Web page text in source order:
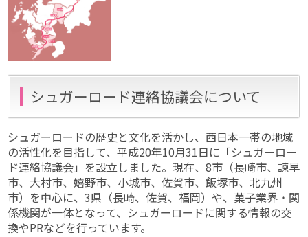
シュガーロード連絡協議会について
シュガーロードの歴史と文化を活かし、西日本一帯の地域
の活性化を目指して、平成20年10月31日に「シュガーロー
ド連絡協議会」を設立しました。現在、8市（長崎市、諫早
市、大村市、嬉野市、小城市、佐賀市、飯塚市、北九州
市）を中心に、3県（長崎、佐賀、福岡）や、菓子業界・関
係機関が一体となって、シュガーロードに関する情報の交
換やPRなどを行っています。